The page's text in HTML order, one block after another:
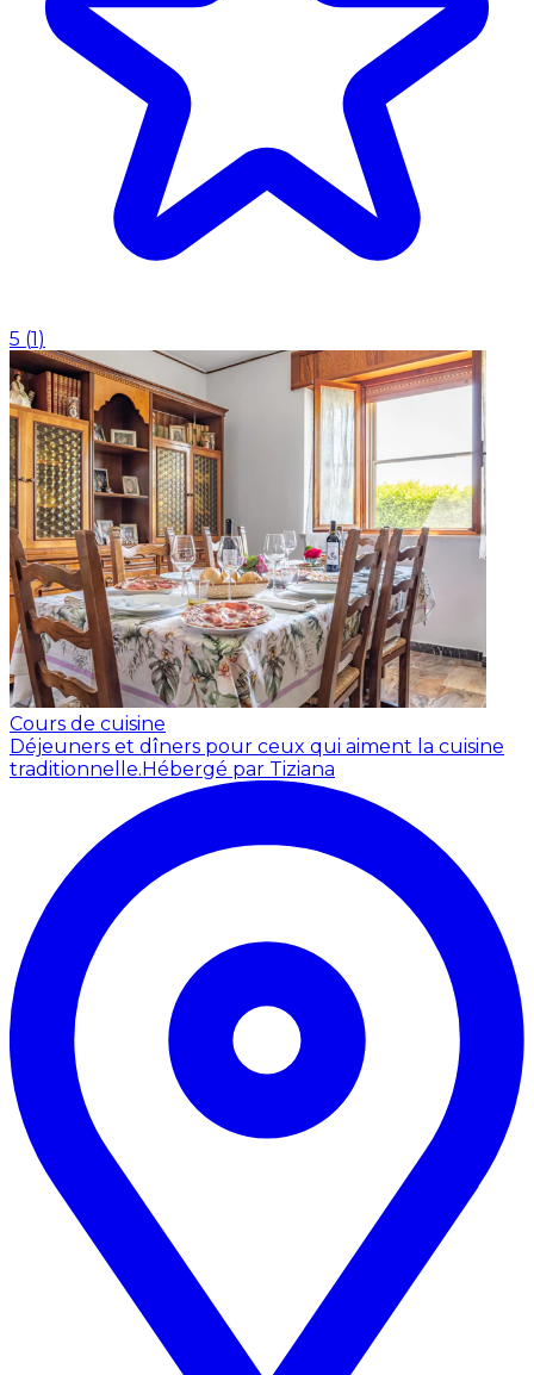
5 (1)
Cours de cuisine
Déjeuners et dîners pour ceux qui aiment la cuisine
traditionnelle.Hébergé par Tiziana